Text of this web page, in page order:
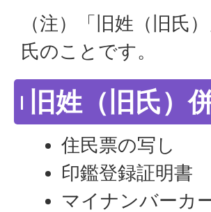
（注）「旧姓（旧氏
氏のことです。
旧姓（旧氏）
住民票の写し
印鑑登録証明書
マイナンバーカ